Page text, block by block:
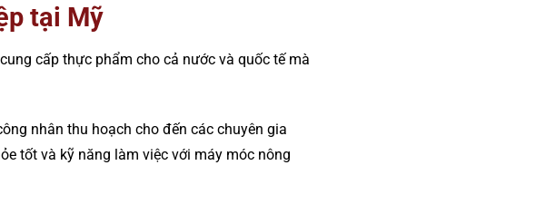
tại Mỹ
cấp thực phẩm cho cả nước và quốc tế mà
nhân thu hoạch cho đến các chuyên gia
tốt và kỹ năng làm việc với máy móc nông